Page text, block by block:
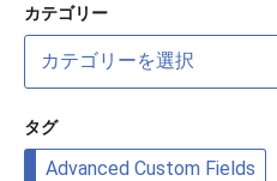
カテゴリー
カ
ゴ
リ
ー
タグ
Advanced Custom Fields